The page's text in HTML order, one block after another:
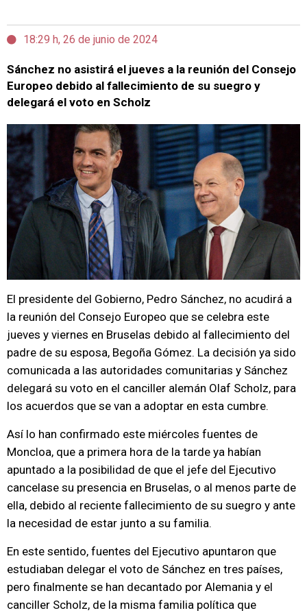
18:29 h, 26 de junio de 2024
Sánchez no asistirá el jueves a la reunión del Consejo
Europeo debido al fallecimiento de su suegro y
delegará el voto en Scholz
El presidente del Gobierno, Pedro Sánchez, no acudirá a
la reunión del Consejo Europeo que se celebra este
jueves y viernes en Bruselas debido al fallecimiento del
padre de su esposa, Begoña Gómez. La decisión ya sido
comunicada a las autoridades comunitarias y Sánchez
delegará su voto en el canciller alemán Olaf Scholz, para
los acuerdos que se van a adoptar en esta cumbre.
Así lo han confirmado este miércoles fuentes de
Moncloa, que a primera hora de la tarde ya habían
apuntado a la posibilidad de que el jefe del Ejecutivo
cancelase su presencia en Bruselas, o al menos parte de
ella, debido al reciente fallecimiento de su suegro y ante
la necesidad de estar junto a su familia.
En este sentido, fuentes del Ejecutivo apuntaron que
estudiaban delegar el voto de Sánchez en tres países,
pero finalmente se han decantado por Alemania y el
canciller Scholz, de la misma familia política que